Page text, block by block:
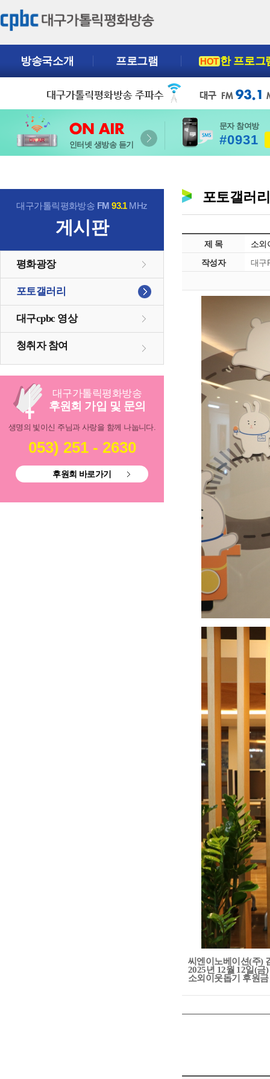
방송국소개 프로그램 HOT한 프로그
인터넷 생방송 듣기
문자 참여방
#0931
대구가톨릭평화방송 FM93.1MHz
게시판
평화광장
포토갤러리
대구cpbc 영상
청취자 참여
대구가톨릭평화방송
후원회 가입 및 문의
생명의 빛이신 주님과 사랑을 함께 나눕니다.
053) 251 - 2630
후원회 바로가기
포토갤러리
제 목
소외
작성자
대구
씨엔이노베이션(주)
2025년 12월 12일(
소외이웃돕기 후원